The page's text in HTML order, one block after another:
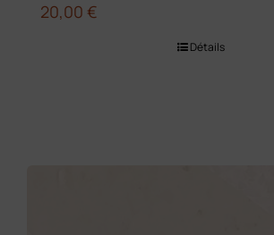
20,00 €
Détails